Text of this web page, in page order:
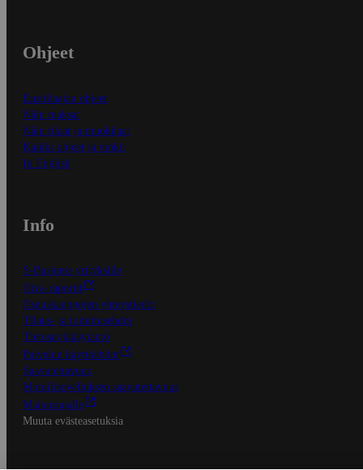
Ohjeet
Ensitilaajan ohjeet
Näin maksat
Näin tilaat ja muokkaat
Kaikki ohjeet ja vinkit
In English
Info
S-Business yrityksille
Oiva-raportit
Osuuskauppojen yhteystiedot
Tilaus- ja toimitusehdot
Tietosuojakäytäntö
Palvelun käyttöehdot
Saavutettavuus
Mobiilisovelluksen saavutettavuus
Mainostajalle
Muuta evästeasetuksia